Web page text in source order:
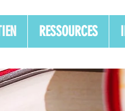
RESSOURCES